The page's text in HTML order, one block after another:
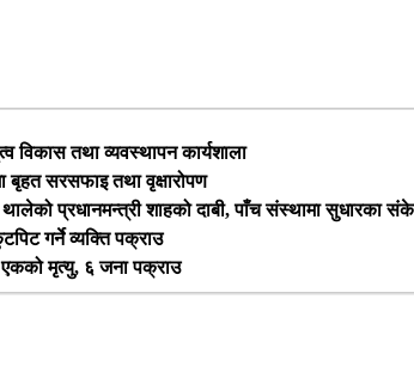
विकास तथा व्यवस्थापन कार्यशाला
बृहत सरसफाइ तथा वृक्षारोपण
थालेको प्रधानमन्त्री शाहको दाबी, पाँच संस्थामा सुधारका
गर्ने व्यक्ति पक्राउ
मृत्यु, ६ जना पक्राउ